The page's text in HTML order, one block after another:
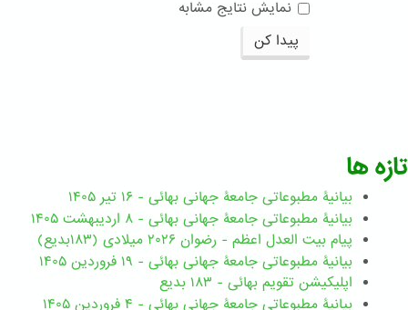
نمایش نتایج مشابه
پیدا کن
تازه ها
بیانیۀ مطبوعاتی جامعۀ جهانی بهائی - ۱۶ تیر ۱۴۰۵
بیانیۀ مطبوعاتی جامعۀ جهانی بهائی - ۸ اردیبهشت ۱۴۰۵
پیام بیت العدل اعظم - رضوان ۲۰۲۶ میلادی (۱۸۳بدیع)
بیانیۀ مطبوعاتی جامعۀ جهانی بهائی - ۱۹ فروردین ۱۴۰۵
اپلیکیشن تقویم بهائی - ۱۸۳ بدیع
بیانیۀ مطبوعاتی جامعۀ جهانی بهائی - ۴ فروردین ۱۴۰۵